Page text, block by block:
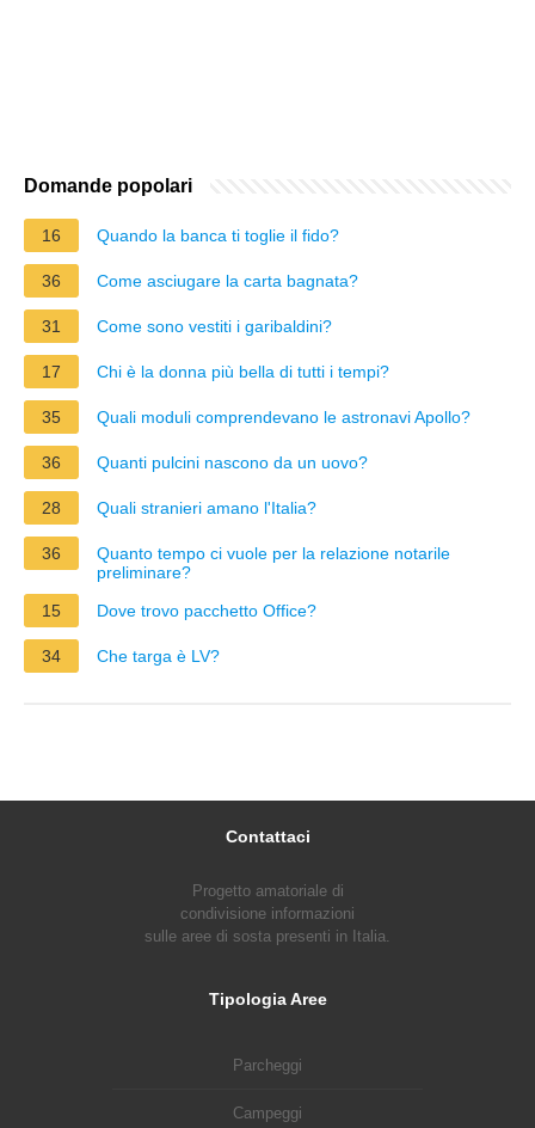
Domande popolari
16 Quando la banca ti toglie il fido?
36 Come asciugare la carta bagnata?
31 Come sono vestiti i garibaldini?
17 Chi è la donna più bella di tutti i tempi?
35 Quali moduli comprendevano le astronavi Apollo?
36 Quanti pulcini nascono da un uovo?
28 Quali stranieri amano l'Italia?
36
Quanto tempo ci vuole per la relazione notarile
preliminare?
15
Dove trovo pacchetto Office?
34 Che targa è LV?
Contattaci
Progetto amatoriale di
condivisione informazioni
sulle aree di sosta presenti in Italia.
Tipologia Aree
Parcheggi
Campeggi